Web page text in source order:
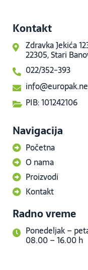
Kontakt
Zdravka Jekića
22305, Stari
022/352-393
PIB: 101242106
Navigacija
Početna
O nama
Proizvodi
Kontakt
Radno vreme
Ponedeljak –
08.00 – 16.00 h